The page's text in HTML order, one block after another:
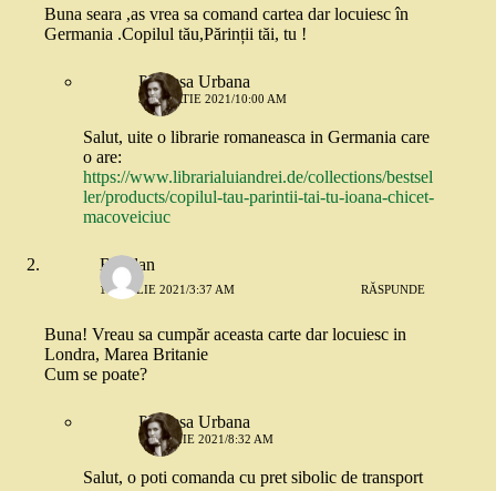
Buna seara ,as vrea sa comand cartea dar locuiesc în
Germania .Copilul tău,Părinții tăi, tu !
Printesa Urbana
31 MARTIE 2021/10:00 AM
Salut, uite o librarie romaneasca in Germania care
o are:
https://www.librarialuiandrei.de/collections/bestsel
ler/products/copilul-tau-parintii-tai-tu-ioana-chicet-
macoveiciuc
Bogdan
1 APRILIE 2021/3:37 AM RĂSPUNDE
Buna! Vreau sa cumpăr aceasta carte dar locuiesc in
Londra, Marea Britanie
Cum se poate?
Printesa Urbana
1 APRILIE 2021/8:32 AM
Salut, o poti comanda cu pret sibolic de transport